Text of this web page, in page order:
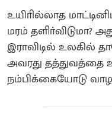
உயிாில்லாத
மரம்
இராவிடில் உலகில்
அவரது
நம்பிக்கையோடு